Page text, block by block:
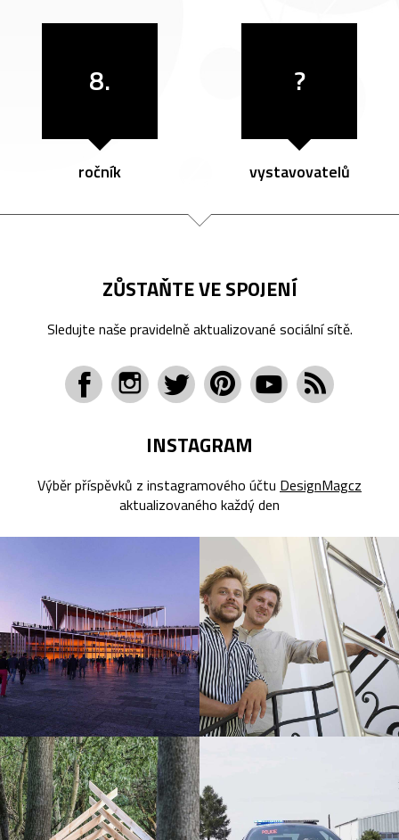
8.
ročník
?
vystavovatelů
ZŮSTAŇTE VE SPOJENÍ
Sledujte naše pravidelně aktualizované sociální sítě.
INSTAGRAM
Výběr příspěvků z instagramového účtu DesignMagcz
aktualizovaného každý den